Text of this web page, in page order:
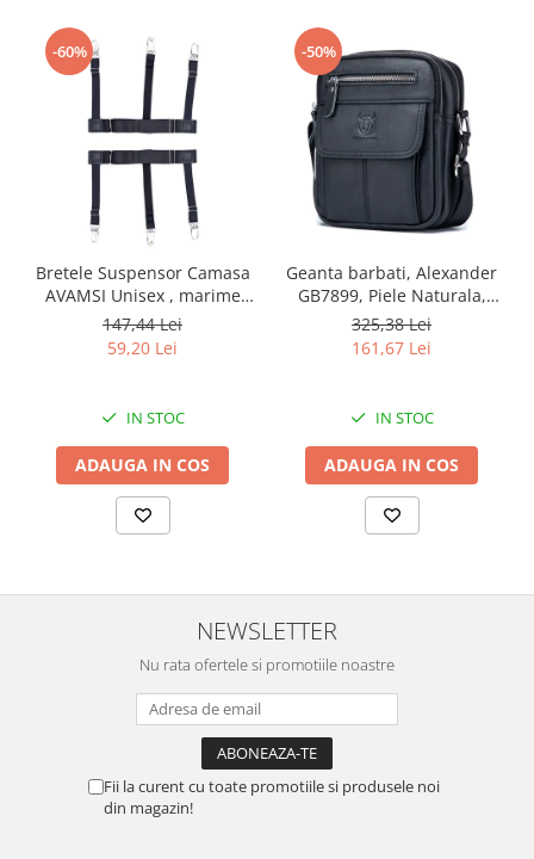
-60%
Bretele Suspensor Camasa
AVAMSI Unisex , marime
universala, Clips, Negru
147,44 Lei
59,20 Lei
IN STOC
ADAUGA IN COS
-50%
Geanta barbati, Alexander
GB7899, Piele Naturala,
Negru, 21x17x8 cm
325,38 Lei
161,67 Lei
IN STOC
ADAUGA IN COS
NEWSLETTER
Nu rata ofertele si promotiile noastre
Fii la curent cu toate promotiile si produsele noi
din magazin!